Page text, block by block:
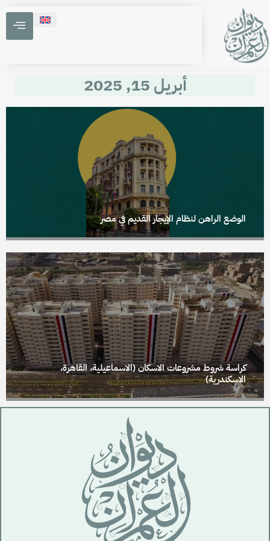
أبريل 15, 2025
الوضع الراهن لنظام الإيجار القديم في مصر
كراسة شروط مشروعات الاسكان (الاسماعيلية، القاهرة،
الاسكندرية)